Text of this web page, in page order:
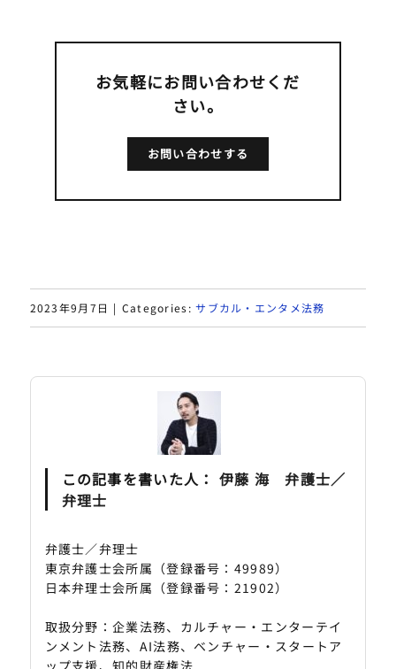
お気軽にお問い合わせくだ
さい。
お問い合わせする
2023年9月7日 | Categories:サブカル・エンタメ法務
この記事を書いた人： 伊藤 海 弁護士／
弁理士
弁護士／弁理士
東京弁護士会所属（登録番号：49989）
日本弁理士会所属（登録番号：21902）
取扱分野：企業法務、カルチャー・エンターテイ
ンメント法務、AI法務、ベンチャー・スタートア